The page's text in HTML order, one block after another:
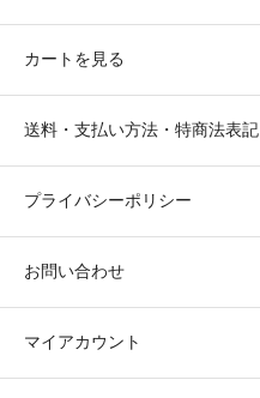
カートを見る
送料・支払い方法・特商法表記
プライバシーポリシー
お問い合わせ
マイアカウント